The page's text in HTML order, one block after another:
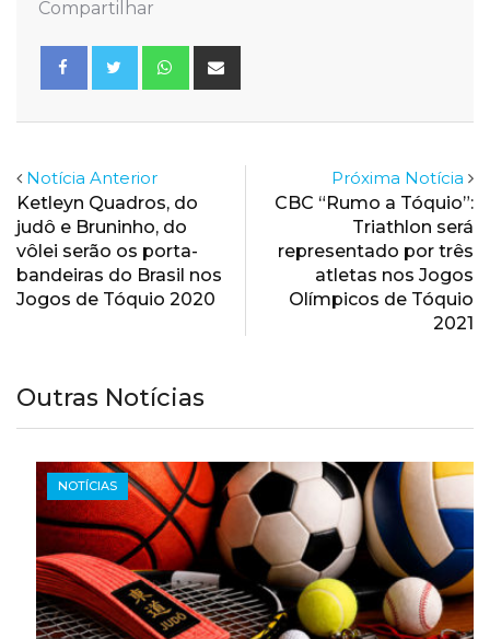
Compartilhar
Whatsapp
Notícia Anterior
Ketleyn Quadros, do
judô e Bruninho, do
vôlei serão os porta-
bandeiras do Brasil nos
Jogos de Tóquio 2020
Próxima Notícia
CBC “Rumo a Tóquio”:
Triathlon será
representado por três
atletas nos Jogos
Olímpicos de Tóquio
2021
Outras Notícias
NOTÍCIAS